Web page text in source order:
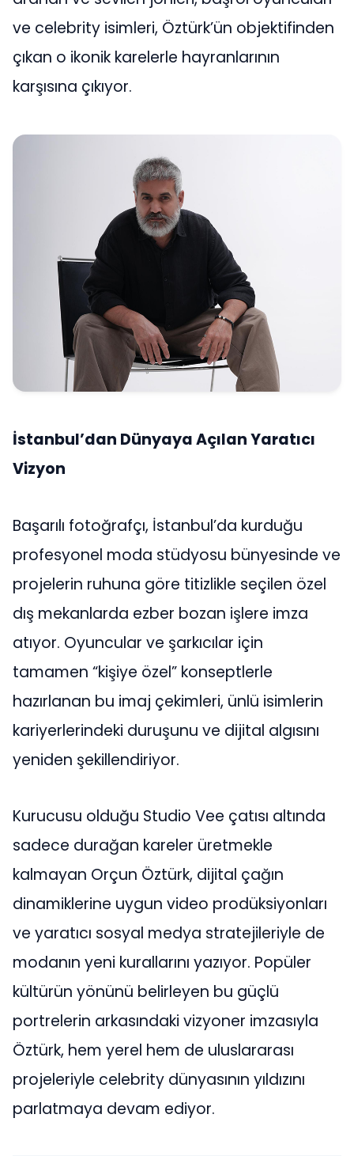
ve celebrity isimleri, Öztürk’ün objektifinden
çıkan o ikonik karelerle hayranlarının
karşısına çıkıyor.
İstanbul’dan Dünyaya Açılan Yaratıcı
Vizyon
Başarılı fotoğrafçı, İstanbul’da kurduğu
profesyonel moda stüdyosu bünyesinde ve
projelerin ruhuna göre titizlikle seçilen özel
dış mekanlarda ezber bozan işlere imza
atıyor. Oyuncular ve şarkıcılar için
tamamen “kişiye özel” konseptlerle
hazırlanan bu imaj çekimleri, ünlü isimlerin
kariyerlerindeki duruşunu ve dijital algısını
yeniden şekillendiriyor.
Kurucusu olduğu Studio Vee çatısı altında
sadece durağan kareler üretmekle
kalmayan Orçun Öztürk, dijital çağın
dinamiklerine uygun video prodüksiyonları
ve yaratıcı sosyal medya stratejileriyle de
modanın yeni kurallarını yazıyor. Popüler
kültürün yönünü belirleyen bu güçlü
portrelerin arkasındaki vizyoner imzasıyla
Öztürk, hem yerel hem de uluslararası
projeleriyle celebrity dünyasının yıldızını
parlatmaya devam ediyor.